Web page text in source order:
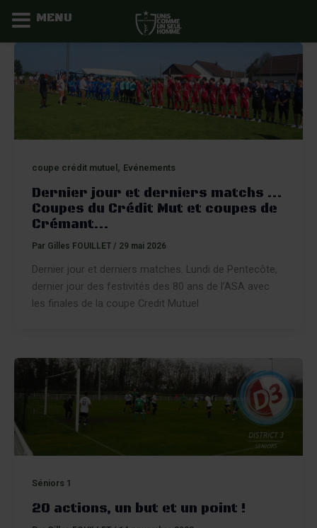
coupe crédit mutuel, Evénements
Dernier jour et derniers matchs …
Coupes du Crédit Mut et coupes de
Crémant…
Par Gilles FOUILLET / 29 mai 2026
Dernier jour et derniers matches. Lundi de Pentecôte,
dernier jour des festivités des 80 ans de l’ASA avec
les finales de la coupe Credit Mutuel
Séniors 1
20 actions, un but et un point !
MENU